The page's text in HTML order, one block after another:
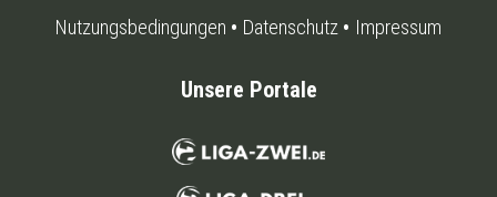
Nutzungsbedingungen Datenschutz Impressum
Unsere Portale